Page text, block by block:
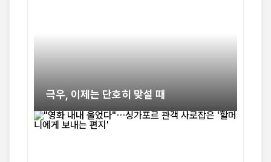
극우, 이제는 단호히 맞설 때